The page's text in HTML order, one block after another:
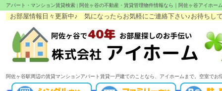
アパート・マンション賃貸検索 | 阿佐ヶ谷の不動産・賃貸管理物件情報なら｜阿佐ヶ谷アイホー
お部屋情報日々更新中♪ 気になったらお気軽にご連絡下さい♪お待ちしてま
阿佐ヶ谷駅周辺の賃貸マンションアパート賃貸一戸建てのことなら、アイホームまで。空室で